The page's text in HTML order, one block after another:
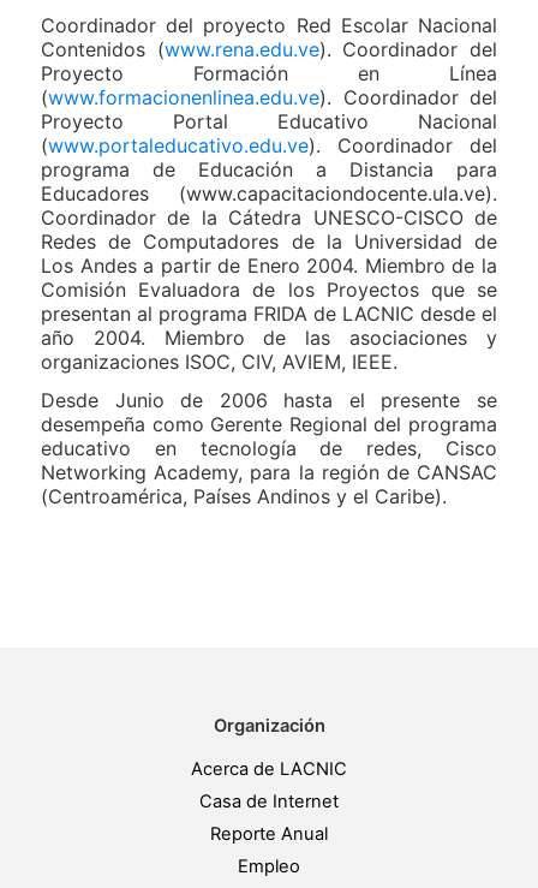
Coordinador del proyecto Red Escolar Nacional
Contenidos (www.rena.edu.ve). Coordinador del
Proyecto Formación en Línea
(www.formacionenlinea.edu.ve). Coordinador del
Proyecto Portal Educativo Nacional
(www.portaleducativo.edu.ve). Coordinador del
programa de Educación a Distancia para
Educadores (www.capacitaciondocente.ula.ve).
Coordinador de la Cátedra UNESCO-CISCO de
Redes de Computadores de la Universidad de
Los Andes a partir de Enero 2004. Miembro de la
Comisión Evaluadora de los Proyectos que se
presentan al programa FRIDA de LACNIC desde el
año 2004. Miembro de las asociaciones y
organizaciones ISOC, CIV, AVIEM, IEEE.
Desde Junio de 2006 hasta el presente se
desempeña como Gerente Regional del programa
educativo en tecnología de redes, Cisco
Networking Academy, para la región de CANSAC
(Centroamérica, Países Andinos y el Caribe).
Organización
Acerca de LACNIC
Casa de Internet
Reporte Anual
Empleo